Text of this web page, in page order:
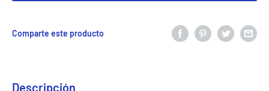
Comparte este producto
Descripción